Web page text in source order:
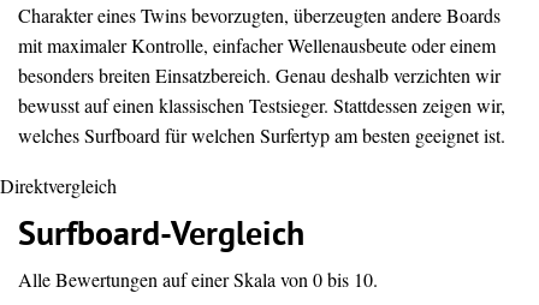
Charakter eines Twins bevorzugten, überzeugten andere Boards
mit maximaler Kontrolle, einfacher Wellenausbeute oder einem
besonders breiten Einsatzbereich. Genau deshalb verzichten wir
bewusst auf einen klassischen Testsieger. Stattdessen zeigen wir,
welches Surfboard für welchen Surfertyp am besten geeignet ist.
Direktvergleich
Surfboard-Vergleich
Alle Bewertungen auf einer Skala von 0 bis 10.